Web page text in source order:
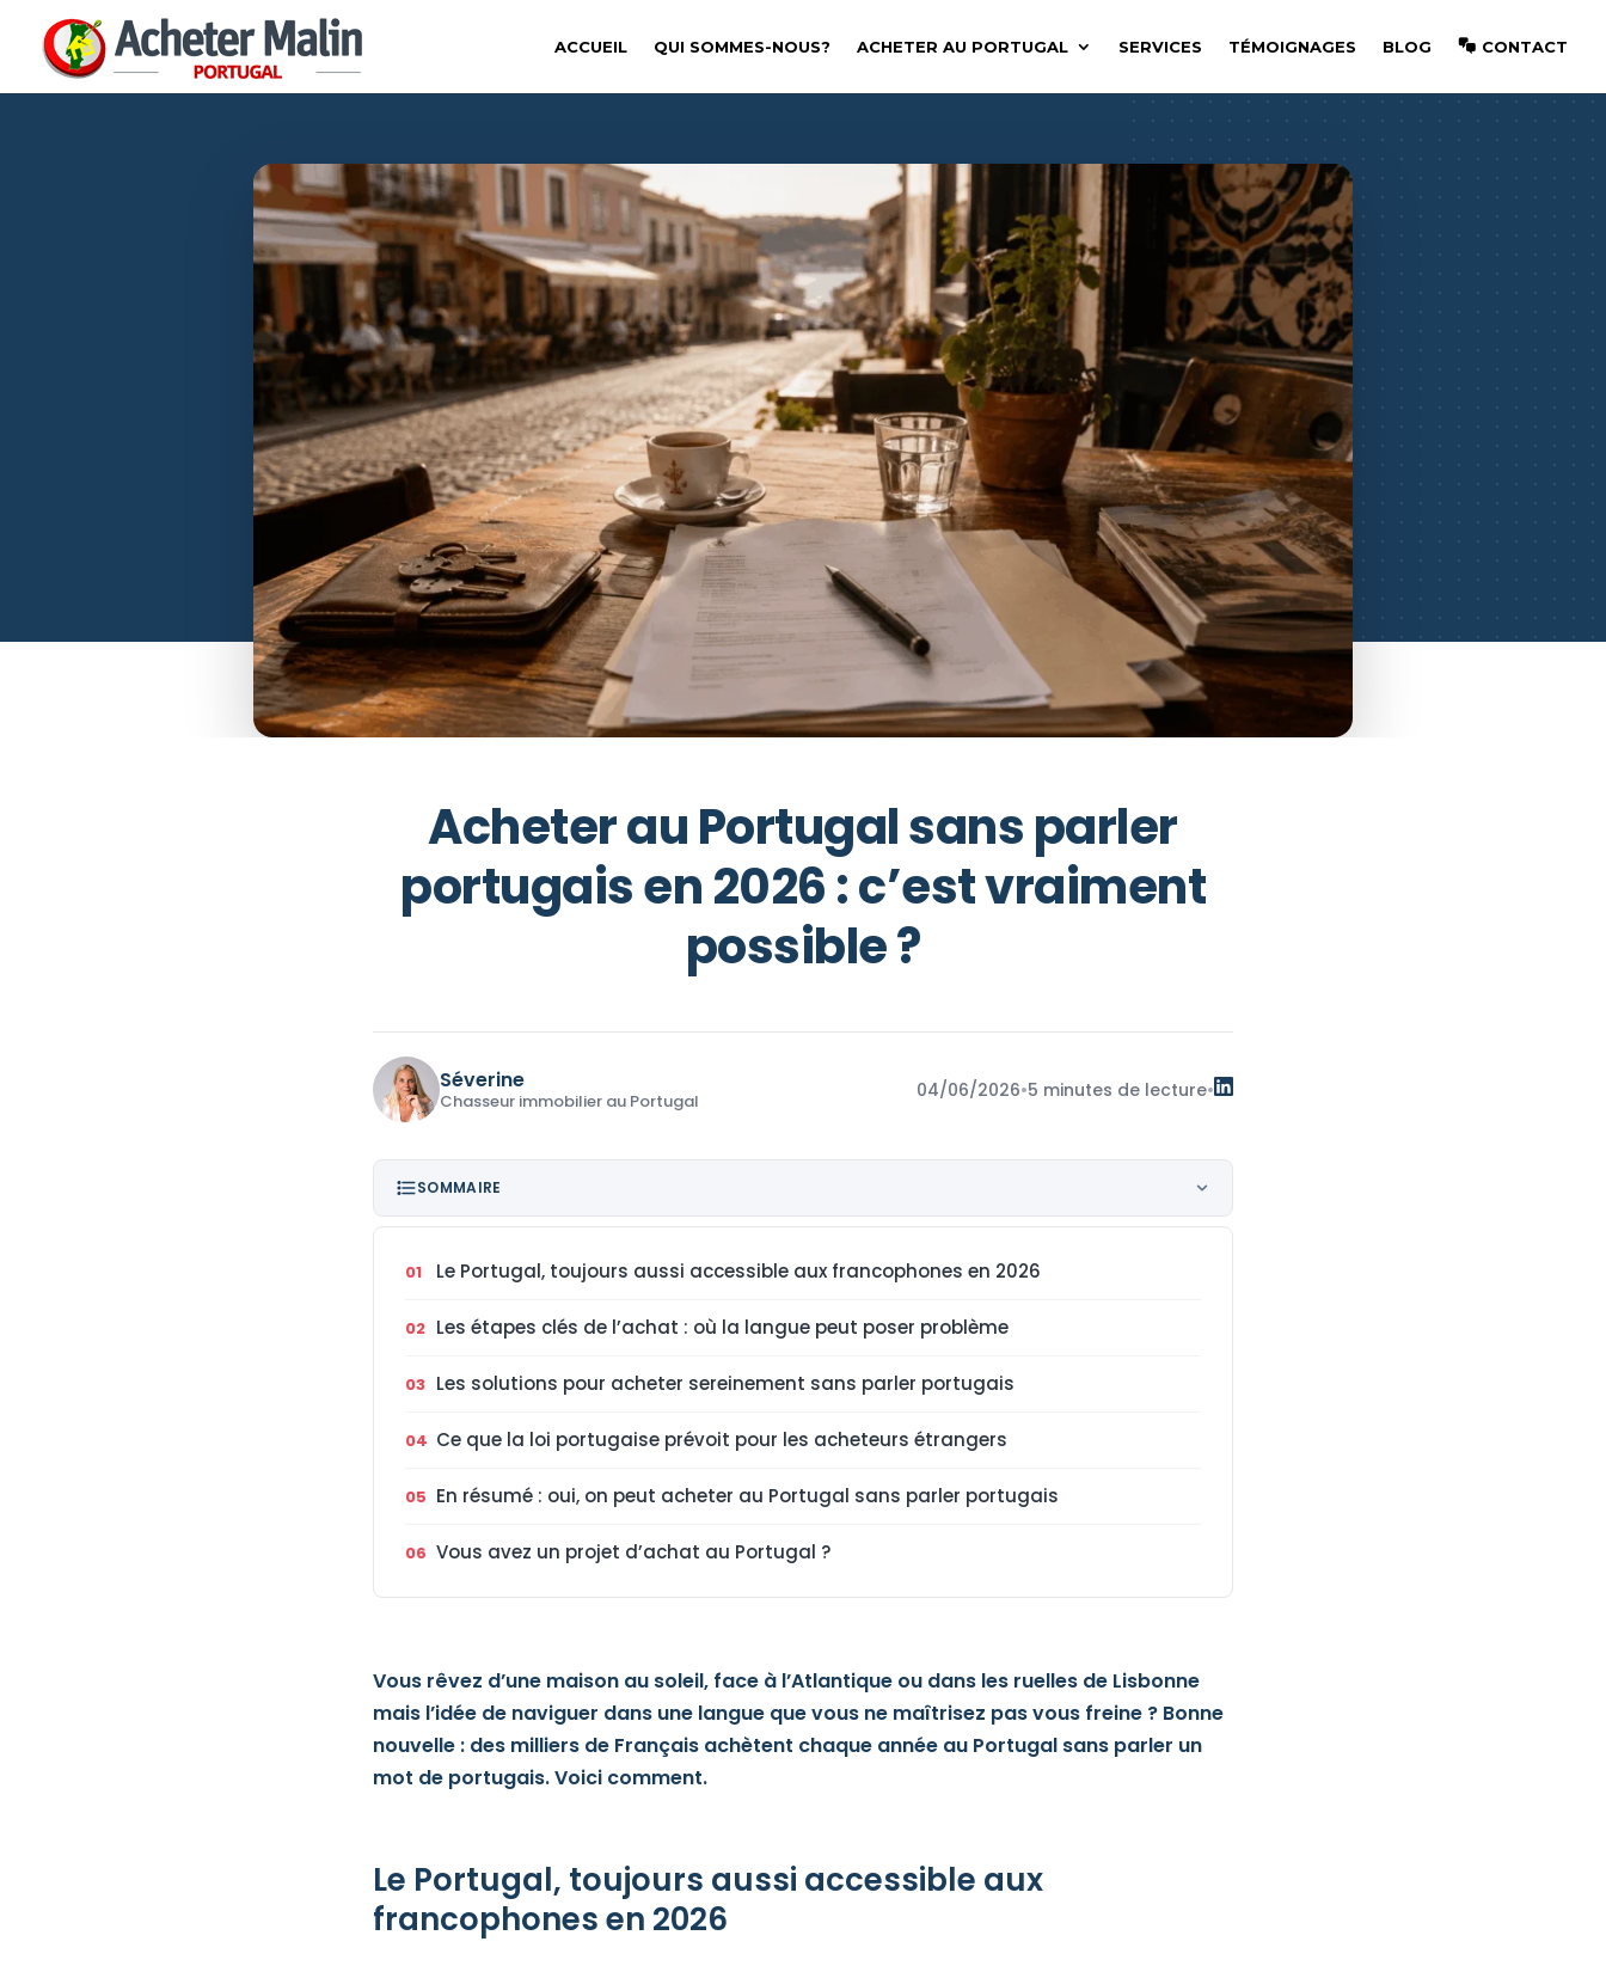
ACCUEIL QUI SOMMES-NOUS? ACHETER AU PORTUGAL SERVICES TÉMOIGNAGES BLOG CONTACT
Acheter au Portugal sans parler
portugais en 2026 : c’est vraiment
possible ?
Séverine
Chasseur immobilier au Portugal 04/06/2026•5 minutes de lecture•
SOMMAIRE
Le Portugal, toujours aussi accessible aux francophones en 2026
Les étapes clés de l’achat : où la langue peut poser problème
Les solutions pour acheter sereinement sans parler portugais
Ce que la loi portugaise prévoit pour les acheteurs étrangers
En résumé : oui, on peut acheter au Portugal sans parler portugais
Vous avez un projet d’achat au Portugal ?
Vous rêvez d’une maison au soleil, face à l’Atlantique ou dans les ruelles de Lisbonne
mais l’idée de naviguer dans une langue que vous ne maîtrisez pas vous freine ? Bonne
nouvelle : des milliers de Français achètent chaque année au Portugal sans parler un
mot de portugais. Voici comment.
Le Portugal, toujours aussi accessible aux
francophones en 2026